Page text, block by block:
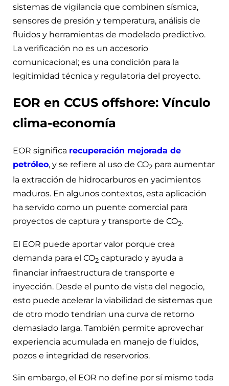
sistemas de vigilancia que combinen sísmica,
sensores de presión y temperatura, análisis de
fluidos y herramientas de modelado predictivo.
La verificación no es un accesorio
comunicacional; es una condición para la
legitimidad técnica y regulatoria del proyecto.
EOR en CCUS offshore: Vínculo
clima-economía
EOR significa recuperación mejorada de
petróleo, y se refiere al uso de CO2 para aumentar
la extracción de hidrocarburos en yacimientos
maduros. En algunos contextos, esta aplicación
ha servido como un puente comercial para
proyectos de captura y transporte de CO2.
El EOR puede aportar valor porque crea
demanda para el CO2 capturado y ayuda a
financiar infraestructura de transporte e
inyección. Desde el punto de vista del negocio,
esto puede acelerar la viabilidad de sistemas que
de otro modo tendrían una curva de retorno
demasiado larga. También permite aprovechar
experiencia acumulada en manejo de fluidos,
pozos e integridad de reservorios.
Sin embargo, el EOR no define por sí mismo toda